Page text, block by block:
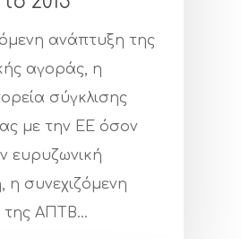
ανάπτυξη της
αγοράς, η
σύγκλισης
με την ΕΕ όσον
ευρυζωνική
η συνεχιζόμενη
της ΑΠΤΒ…